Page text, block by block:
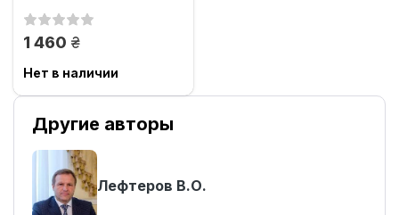
1 460 грн.
Нет в наличии
Другие авторы
Лефтеров В.О.